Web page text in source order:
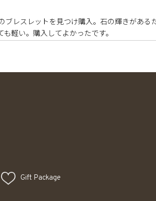
レスレットを見つけ購入。石の輝きがある
軽い。購入してよかったです。
Gift Package